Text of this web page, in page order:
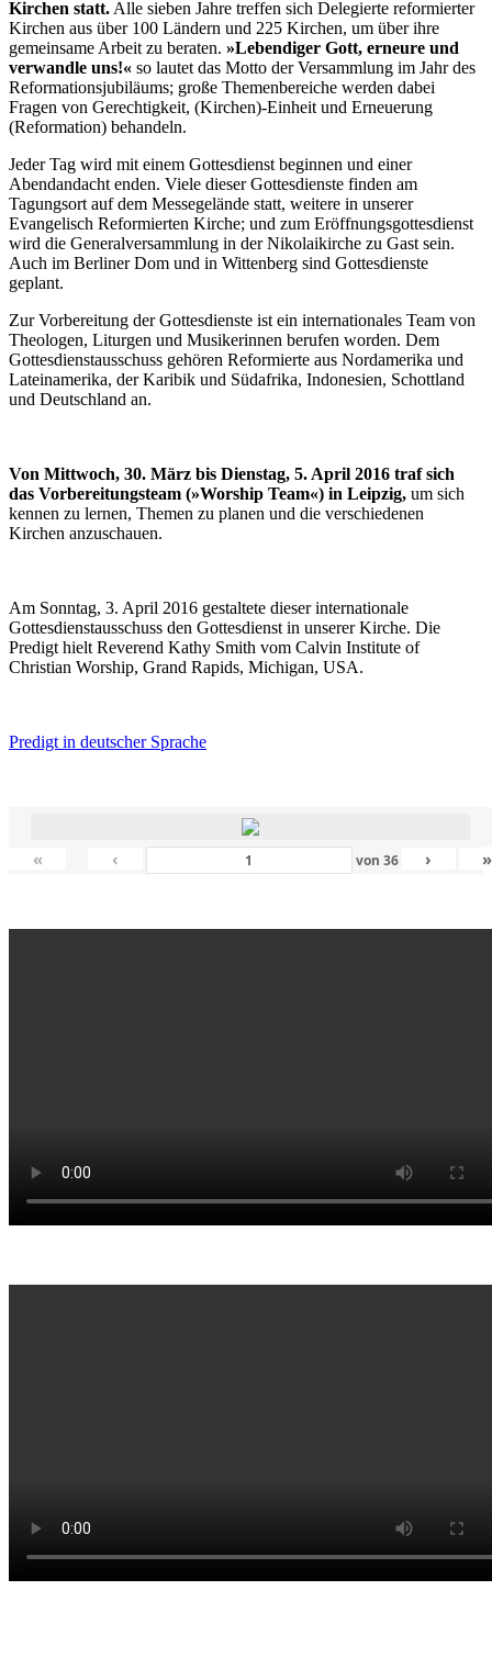
Kirchen statt.Alle sieben Jahre treffen sich Delegierte reformierter
Kirchen aus über 100 Ländern und 225 Kirchen, um über ihre
gemeinsame Arbeit zu beraten. »Lebendiger Gott, erneure und
verwandle uns!« so lautet das Motto der Versammlung im Jahr des
Reformationsjubiläums; große Themenbereiche werden dabei
Fragen von Gerechtigkeit, (Kirchen)-Einheit und Erneuerung
(Reformation) behandeln.
Jeder Tag wird mit einem Gottesdienst beginnen und einer
Abendandacht enden. Viele dieser Gottesdienste finden am
Tagungsort auf dem Messegelände statt, weitere in unserer
Evangelisch Reformierten Kirche; und zum Eröffnungsgottesdienst
wird die Generalversammlung in der Nikolaikirche zu Gast sein.
Auch im Berliner Dom und in Wittenberg sind Gottesdienste
geplant.
Zur Vorbereitung der Gottesdienste ist ein internationales Team von
Theologen, Liturgen und Musikerinnen berufen worden. Dem
Gottesdienstausschuss gehören Reformierte aus Nordamerika und
Lateinamerika, der Karibik und Südafrika, Indonesien, Schottland
und Deutschland an.
Von Mittwoch, 30. März bis Dienstag, 5. April 2016 traf sich
das Vorbereitungsteam (»Worship Team«) in Leipzig, um sich
kennen zu lernen, Themen zu planen und die verschiedenen
Kirchen anzuschauen.
Am Sonntag, 3. April 2016 gestaltete dieser internationale
Gottesdienstausschuss den Gottesdienst in unserer Kirche. Die
Predigt hielt Reverend Kathy Smith vom Calvin Institute of
Christian Worship, Grand Rapids, Michigan, USA.
Predigt in deutscher Sprache
« ‹ von 36 › »